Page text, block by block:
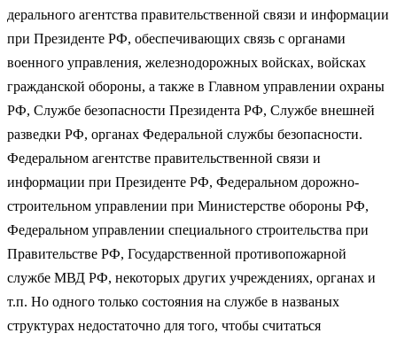
дерального агентства правительственной связи и информации
при Прези­денте РФ, обеспечивающих связь с органами
военного управления, желез­нодорожных войсках, войсках
гражданской обороны, а также в Главном управлении охраны
РФ, Службе безопасности Президента РФ, Службе внешней
разведки РФ, органах Федеральной службы безопасности.
Феде­ральном агентстве правительственной связи и
информации при Президенте РФ, Федеральном дорожно-
строительном управлении при Министерстве обороны РФ,
Федеральном управлении специального строительства при
Правительстве РФ, Государственной противопожарной
службе МВД РФ, некоторых других учреждениях, органах и
т.п. Но одного только состояния на службе в названых
структурах недостаточно для того, чтобы считаться